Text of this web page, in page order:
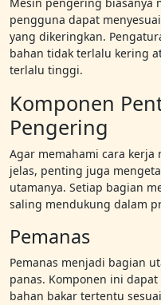
Mesin pengering biasanya
pengguna dapat
yang dikeringkan.
bahan tidak terlalu kering
terlalu tinggi.
Komponen
Pengering
Agar memahami cara
jelas, penting juga
utamanya. Setiap bagian
saling mendukung dalam
Pemanas
Pemanas menjadi bagian
panas. Komponen ini
bahan bakar tertentu